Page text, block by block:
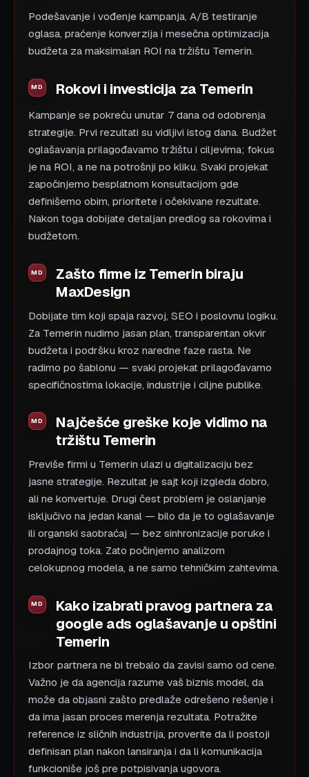
Podešavanje i vođenje kampanja, A/B testiranje
oglasa, praćenje konverzija i mesečna optimizacija
budžeta za maksimalan ROI na tržištu Temerin.
Rokovi i investicija za Temerin
Kampanje se pokreću unutar 7 dana od odobrenja
strategije. Prvi rezultati su vidljivi istog dana. Budžet
oglašavanja prilagođavamo tržištu i ciljevima; fokus
je na ROI, a ne na potrošnji po kliku. Svaki projekat
započinjemo besplatnom konsultacijom gde
definišemo obim, prioritete i očekivane rezultate.
Nakon toga dobijate detaljan predlog sa rokovima i
budžetom.
Zašto firme iz Temerin biraju
MaxDesign
Dobijate tim koji spaja razvoj, SEO i poslovnu logiku.
Za Temerin nudimo jasan plan, transparentan okvir
budžeta i podršku kroz naredne faze rasta. Ne
radimo po šablonu — svaki projekat prilagođavamo
specifičnostima lokacije, industrije i ciljne publike.
Najčešće greške koje vidimo na
tržištu Temerin
Previše firmi u Temerin ulazi u digitalizaciju bez
jasne strategije. Rezultat je sajt koji izgleda dobro,
ali ne konvertuje. Drugi čest problem je oslanjanje
isključivo na jedan kanal — bilo da je to oglašavanje
ili organski saobraćaj — bez sinhronizacije poruke i
prodajnog toka. Zato počinjemo analizom
celokupnog modela, a ne samo tehničkim zahtevima.
Kako izabrati pravog partnera za
google ads oglašavanje u opštini
Temerin
Izbor partnera ne bi trebalo da zavisi samo od cene.
Važno je da agencija razume vaš biznis model, da
može da objasni zašto predlaže odrešeno rešenje i
da ima jasan proces merenja rezultata. Potražite
reference iz sličnih industrija, proverite da li postoji
definisan plan nakon lansiranja i da li komunikacija
funkcioniše još pre potpisivanja ugovora.